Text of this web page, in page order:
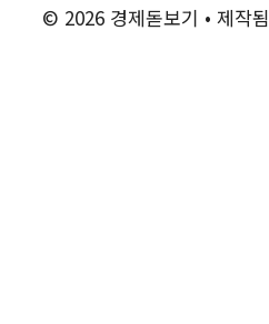
© 2026 경제돋보기 • 제작됨